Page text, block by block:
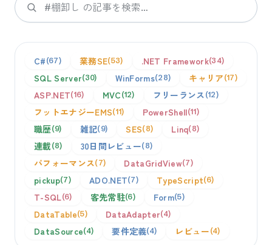
検索
C# 67 業務SE 53 .NET Framework 34
SQL Server 30 WinForms 28 キャリア 17
ASP.NET 16 MVC 12 フリーランス 12
フットエナジーEMS 11 PowerShell 11
職歴 9 雑記 9 SES 8 Linq 8
連載 8 30日間レビュー 8
パフォーマンス 7 DataGridView 7
pickup 7 ADO.NET 7 TypeScript 6
T-SQL 6 客先常駐 6 Form 5
DataTable 5 DataAdapter 4
DataSource 4 要件定義 4 レビュー 4